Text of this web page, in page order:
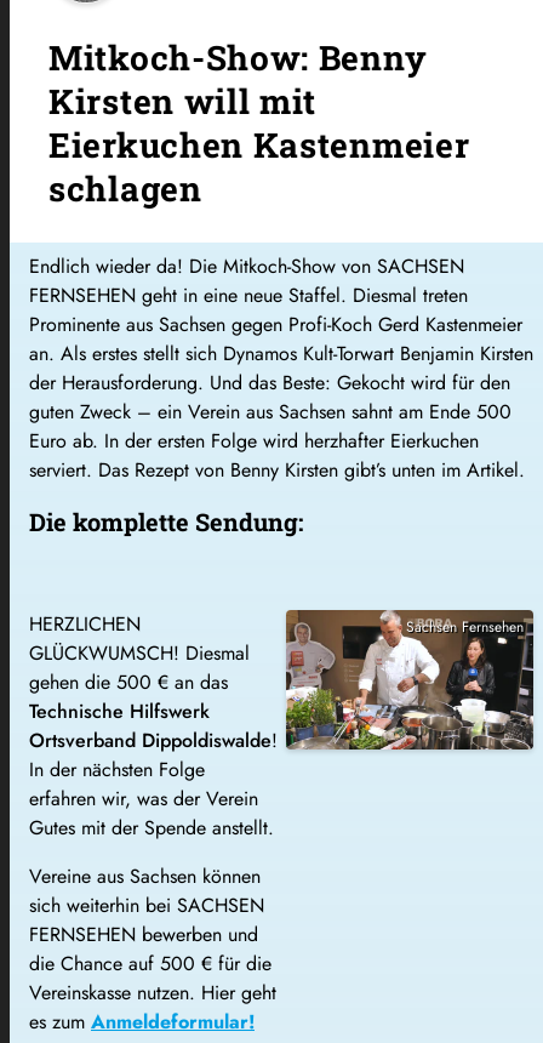
Mitkoch-Show: Benny
Kirsten will mit
Eierkuchen Kastenmeier
schlagen
Endlich wieder da! Die Mitkoch-Show von SACHSEN
FERNSEHEN geht in eine neue Staffel. Diesmal treten
Prominente aus Sachsen gegen Profi-Koch Gerd Kastenmeier
an. Als erstes stellt sich Dynamos Kult-Torwart Benjamin Kirsten
der Herausforderung. Und das Beste: Gekocht wird für den
guten Zweck – ein Verein aus Sachsen sahnt am Ende 500
Euro ab. In der ersten Folge wird herzhafter Eierkuchen
serviert. Das Rezept von Benny Kirsten gibt’s unten im Artikel.
Die komplette Sendung:
HERZLICHEN
GLÜCKWUMSCH! Diesmal
gehen die 500 € an das
Technische Hilfswerk
Ortsverband Dippoldiswalde!
In der nächsten Folge
erfahren wir, was der Verein
Gutes mit der Spende anstellt.
Vereine aus Sachsen können
sich weiterhin bei SACHSEN
FERNSEHEN bewerben und
die Chance auf 500 € für die
Vereinskasse nutzen. Hier geht
es zum Anmeldeformular!
Sachsen Fernsehen